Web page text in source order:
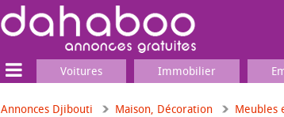
Voitures Immobilier
Annonces Djibouti Maison, Décoration Meubles